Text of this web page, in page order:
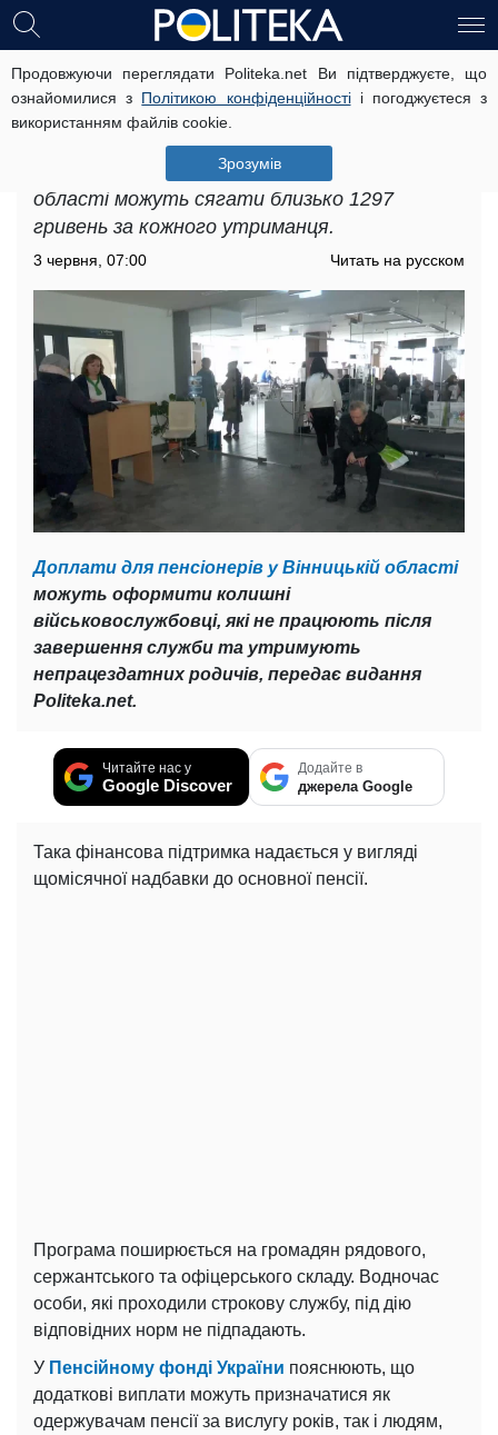
Продовжуючи переглядати Politeka.net Ви підтверджуєте, що
ознайомилися з Політикою конфіденційностіі погоджуєтеся з
використанням файлів cookie.
Зрозумів
Доплати для пенсіонерів у
Вінницькій області: кому чекати на
додаткові кошти
Доплати для пенсіонерів у Вінницькій
області можуть сягати близько 1297
гривень за кожного утриманця.
3 червня, 07:00 Читать на русском
Доплати для пенсіонерів у Вінницькій області
можуть оформити колишні
військовослужбовці, які не працюють після
завершення служби та утримують
непрацездатних родичів, передає видання
Politeka.net.
Читайте нас у
Google Discover
Додайте в
джерела Google
Така фінансова підтримка надається у вигляді
щомісячної надбавки до основної пенсії.
Програма поширюється на громадян рядового,
сержантського та офіцерського складу. Водночас
особи, які проходили строкову службу, під дію
відповідних норм не підпадають.
У Пенсійному фонді України пояснюють, що
додаткові виплати можуть призначатися як
одержувачам пенсії за вислугу років, так і людям,